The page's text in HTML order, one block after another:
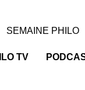
SEMAINE PHILO
TV